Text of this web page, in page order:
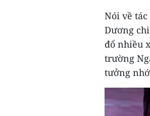
Nói về
Dương
đổ nhiều
trường
tưởng